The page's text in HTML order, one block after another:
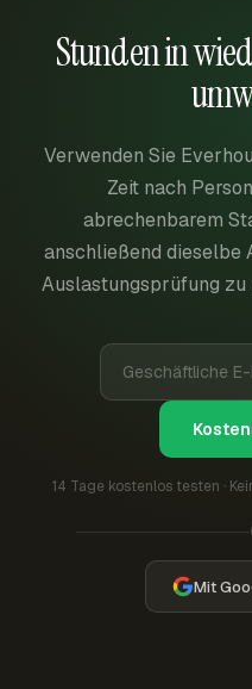
Stunden in
Verwenden Sie
Zeit nach
abrechenbarem
anschließend dieselbe
Auslastungsprüfung zu
14 Tage kostenlos testen ·
Mit